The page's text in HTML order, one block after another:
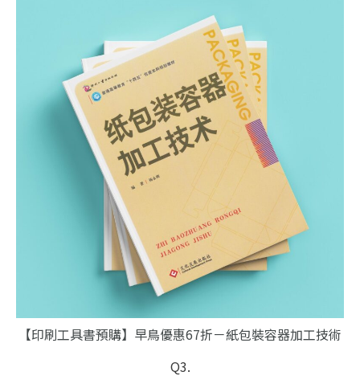
【印刷工具書預購】早鳥優惠67折－紙包裝容器加工技術
Q3.